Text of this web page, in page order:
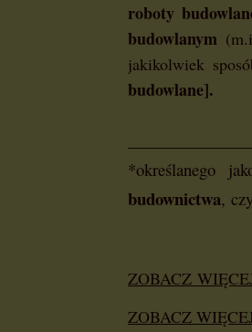
roboty
budowlanym
jakikolwiek
budowlane].
*określanego
budownictwa,
ZOBACZ
ZOBACZ